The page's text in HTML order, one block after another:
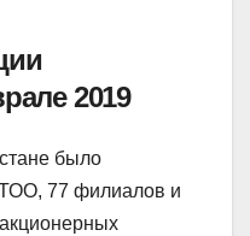
2019
было
ТОО, 77 филиалов и